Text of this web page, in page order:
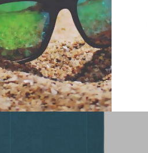
Badmat Oceaan Blauw
€56,40